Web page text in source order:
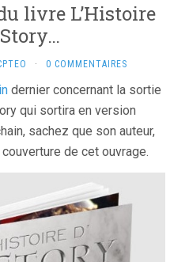
livre L’Histoire
· 0 COMMENTAIRES
dernier concernant la sortie
qui sortira en version
sachez que son auteur,
de cet ouvrage.